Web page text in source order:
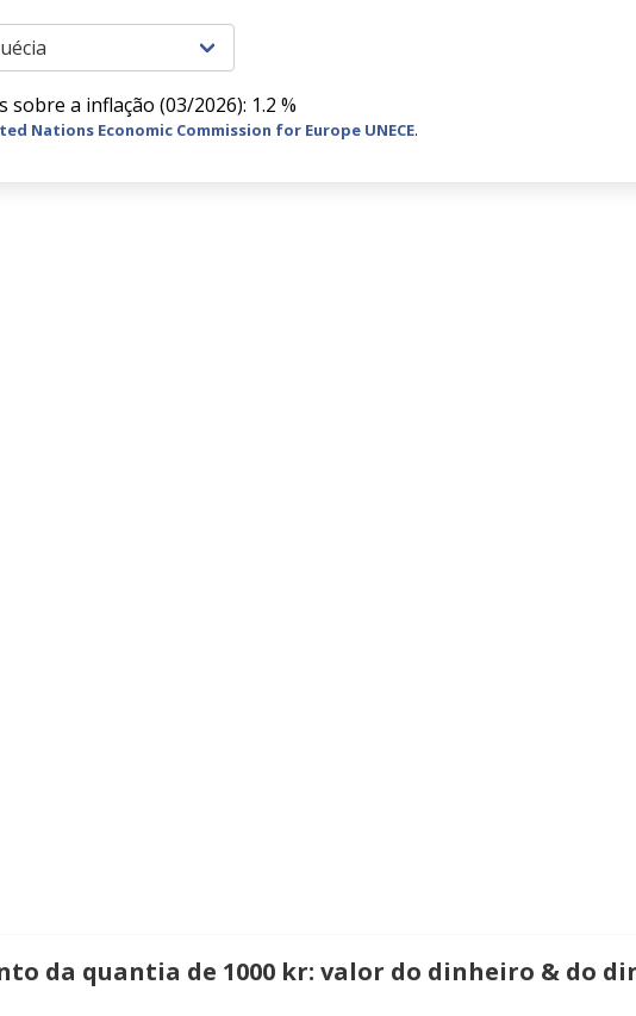
a inflação (03/2026): 1.2 %
Nations Economic Commission for Europe UNECE.
da quantia de 1000 kr: valor do dinheiro & do